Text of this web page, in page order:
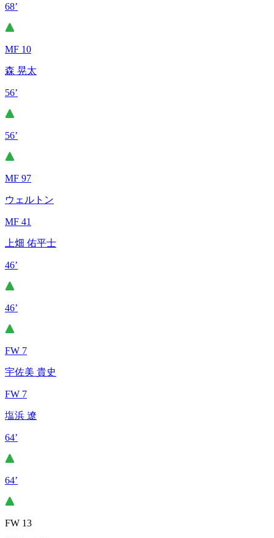
68’
MF 10
森 晃太
56’
56’
MF 97
ウェルトン
MF 41
上畑 佑平士
46’
46’
FW 7
宇佐美 貴史
FW 7
塩浜 遼
64’
64’
FW 13